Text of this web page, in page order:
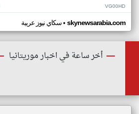
VG00HD
سكاي نيوز عربية• skynewsarabia.com
أخر ساعة في اخبار موريتانيا